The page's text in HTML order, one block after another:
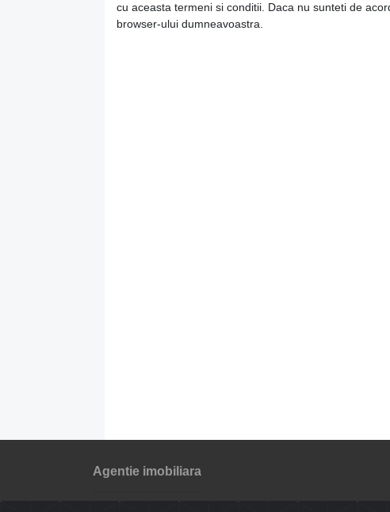
cu aceasta termeni si conditii. Daca nu sunteti de
browser-ului dumneavoastra.
Agentie imobiliara